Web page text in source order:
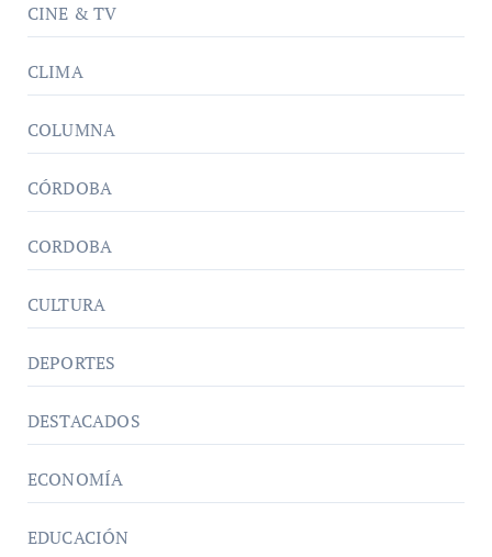
CINE & TV
CLIMA
COLUMNA
CÓRDOBA
CORDOBA
CULTURA
DEPORTES
DESTACADOS
ECONOMÍA
EDUCACIÓN